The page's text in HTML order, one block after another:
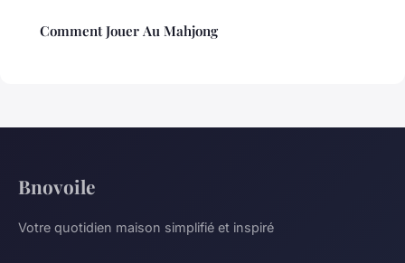
Comment Jouer Au Mahjong
Bnovoile
Votre quotidien maison simplifié et inspiré